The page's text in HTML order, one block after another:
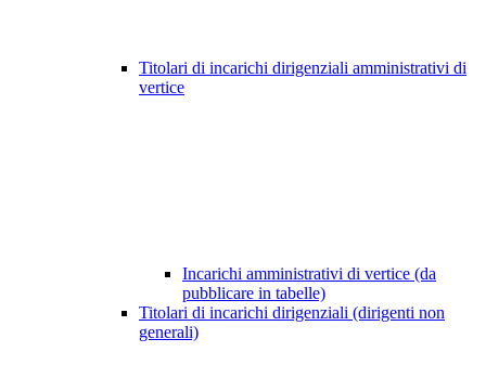
Titolari di incarichi dirigenziali amministrativi di
vertice
Incarichi amministrativi di vertice (da
pubblicare in tabelle)
Titolari di incarichi dirigenziali (dirigenti non
generali)